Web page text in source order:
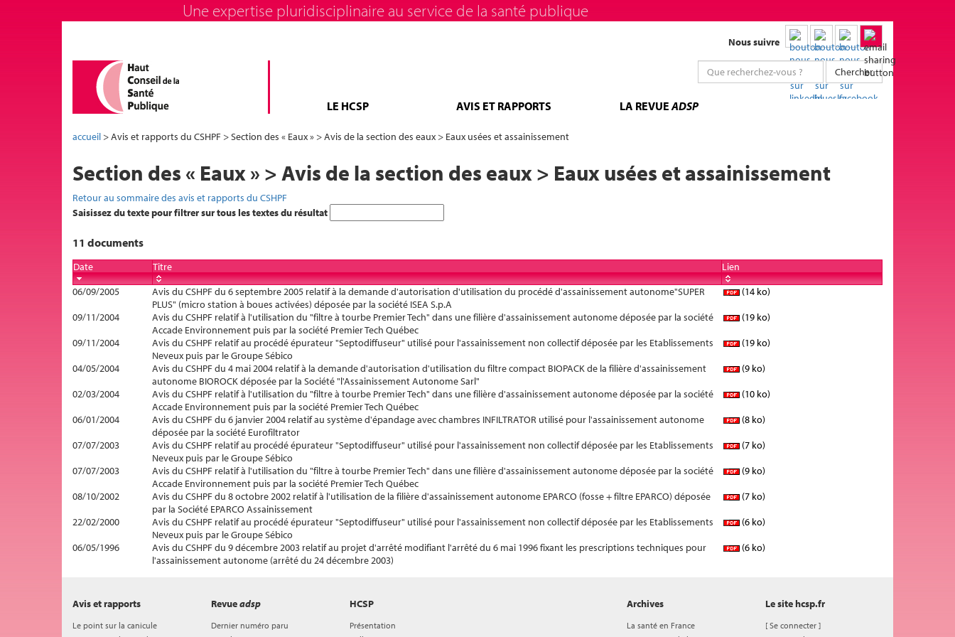
Une expertise pluridisciplinaire au service de la santé publique
Nous suivre
Chercher
LE HCSP AVIS ET RAPPORTS LA REVUEADSP
accueil > Avis et rapports du CSHPF > Section des « Eaux » > Avis de la section des eaux > Eaux usées et assainissement
Section des « Eaux » > Avis de la section des eaux > Eaux usées et assainissement
Retour au sommaire des avis et rapports du CSHPF
Saisissez du texte pour filtrer sur tous les textes du résultat
11 documents
Date Titre
Lien
06/09/2005
Avis du CSHPF du 6 septembre 2005 relatif à la demande d'autorisation d'utilisation du procédé d'assainissement autonome"SUPER
PLUS" (micro station à boues activées) déposée par la société ISEA S.p.A
(14 ko)
09/11/2004
Avis du CSHPF relatif à l'utilisation du "filtre à tourbe Premier Tech" dans une filière d'assainissement autonome déposée par la société
Accade Environnement puis par la société Premier Tech Québec
(19 ko)
09/11/2004
Avis du CSHPF relatif au procédé épurateur "Septodiffuseur" utilisé pour l'assainissement non collectif déposée par les Etablissements
Neveux puis par le Groupe Sébico
(19 ko)
04/05/2004
Avis du CSHPF du 4 mai 2004 relatif à la demande d'autorisation d'utilisation du filtre compact BIOPACK de la filière d'assainissement
autonome BIOROCK déposée par la Société "l'Assainissement Autonome Sarl"
(9 ko)
02/03/2004
Avis du CSHPF relatif à l'utilisation du "filtre à tourbe Premier Tech" dans une filière d'assainissement autonome déposée par la société
Accade Environnement puis par la société Premier Tech Québec
(10 ko)
06/01/2004
Avis du CSHPF du 6 janvier 2004 relatif au système d'épandage avec chambres INFILTRATOR utilisé pour l'assainissement autonome
déposée par la société Eurofiltrator
(8 ko)
07/07/2003
Avis du CSHPF relatif au procédé épurateur "Septodiffuseur" utilisé pour l'assainissement non collectif déposée par les Etablissements
Neveux puis par le Groupe Sébico
(7 ko)
07/07/2003
Avis du CSHPF relatif à l'utilisation du "filtre à tourbe Premier Tech" dans une filière d'assainissement autonome déposée par la société
Accade Environnement puis par la société Premier Tech Québec
(9 ko)
08/10/2002
Avis du CSHPF du 8 octobre 2002 relatif à l'utilisation de la filière d'assainissement autonome EPARCO (fosse + filtre EPARCO) déposée
par la Société EPARCO Assainissement
(7 ko)
22/02/2000
Avis du CSHPF relatif au procédé épurateur "Septodiffuseur" utilisé pour l'assainissement non collectif déposée par les Etablissements
Neveux puis par le Groupe Sébico
(6 ko)
06/05/1996
Avis du CSHPF du 9 décembre 2003 relatif au projet d'arrêté modifiant l'arrêté du 6 mai 1996 fixant les prescriptions techniques pour
l'assainissement autonome (arrêté du 24 décembre 2003)
(6 ko)
HCSP
Présentation
Avis et rapports
Le point sur la canicule
Revueadsp
Dernier numéro paru
Archives
La santé en France
Le site hcsp.fr
[Se connecter ]